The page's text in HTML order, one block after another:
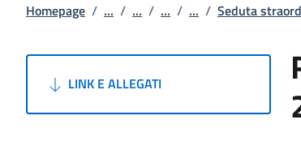
Homepage / ... / ... / ... / ... / Seduta
LINK E ALLEGATI